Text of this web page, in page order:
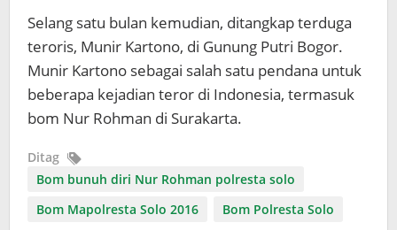
Selang satu bulan kemudian, ditangkap terduga
teroris, Munir Kartono, di Gunung Putri Bogor.
Munir Kartono sebagai salah satu pendana untuk
beberapa kejadian teror di Indonesia, termasuk
bom Nur Rohman di Surakarta.
Ditag
Bom bunuh diri Nur Rohman polresta solo
Bom Mapolresta Solo 2016
Bom Polresta Solo